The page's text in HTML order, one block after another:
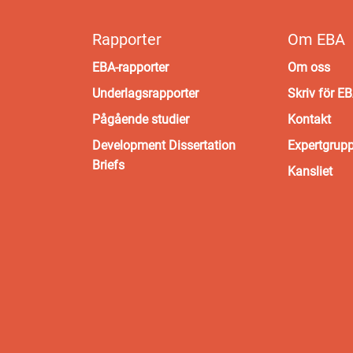
Rapporter
EBA-rapporter
Underlagsrapporter
Pågående studier
Development Dissertation
Briefs
Om EBA
Om oss
Skriv för
Kontakt
Kansliet